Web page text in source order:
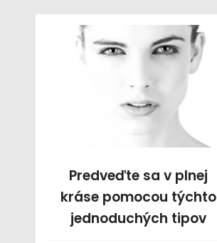
Predveďte sa v plnej
kráse pomocou týchto
jednoduchých tipov